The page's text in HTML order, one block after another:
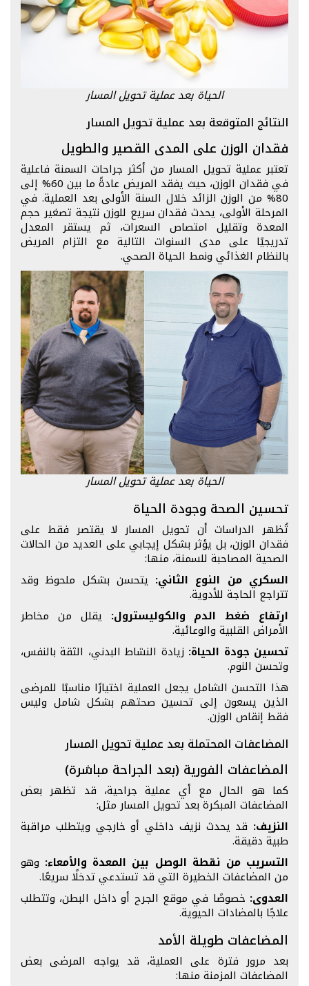
الحياة بعد عملية تحويل المسار
النتائج المتوقعة بعد عملية تحويل المسار
فقدان الوزن على المدى القصير والطويل
تعتبر عملية تحويل المسار من أكثر جراحات السمنة فاعلية
في فقدان الوزن، حيث يفقد المريض عادةً ما بين 60% إلى
80% من الوزن الزائد خلال السنة الأولى بعد العملية. في
المرحلة الأولى، يحدث فقدان سريع للوزن نتيجة تصغير حجم
المعدة وتقليل امتصاص السعرات، ثم يستقر المعدل
تدريجيًا على مدى السنوات التالية مع التزام المريض
بالنظام الغذائي ونمط الحياة الصحي.
الحياة بعد عملية تحويل المسار
تحسين الصحة وجودة الحياة
تُظهر الدراسات أن تحويل المسار لا يقتصر فقط على
فقدان الوزن، بل يؤثر بشكل إيجابي على العديد من الحالات
الصحية المصاحبة للسمنة، منها:
السكري من النوع الثاني: يتحسن بشكل ملحوظ وقد
تتراجع الحاجة للأدوية.
ارتفاع ضغط الدم والكوليسترول: يقلل من مخاطر
الأمراض القلبية والوعائية.
تحسين جودة الحياة: زيادة النشاط البدني، الثقة بالنفس،
وتحسن النوم.
هذا التحسن الشامل يجعل العملية اختيارًا مناسبًا للمرضى
الذين يسعون إلى تحسين صحتهم بشكل شامل وليس
فقط إنقاص الوزن.
المضاعفات المحتملة بعد عملية تحويل المسار
المضاعفات الفورية (بعد الجراحة مباشرة)
كما هو الحال مع أي عملية جراحية، قد تظهر بعض
المضاعفات المبكرة بعد تحويل المسار مثل:
النزيف: قد يحدث نزيف داخلي أو خارجي ويتطلب مراقبة
طبية دقيقة.
التسريب من نقطة الوصل بين المعدة والأمعاء: وهو
من المضاعفات الخطيرة التي قد تستدعي تدخلًا سريعًا.
العدوى: خصوصًا في موقع الجرح أو داخل البطن، وتتطلب
علاجًا بالمضادات الحيوية.
المضاعفات طويلة الأمد
بعد مرور فترة على العملية، قد يواجه المرضى بعض
المضاعفات المزمنة منها: